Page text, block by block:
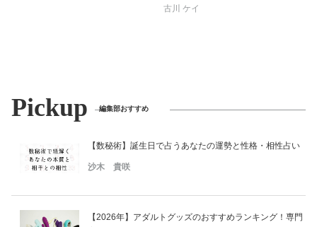
古川 ケイ
Pickup 編集部おすすめ
【数秘術】誕生日で占うあなたの運勢と性格・相性占い
沙木 貴咲
【2026年】アダルトグッズのおすすめランキング！専門